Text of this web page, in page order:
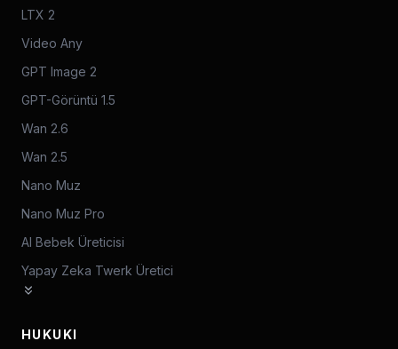
LTX 2
Video Any
GPT Image 2
GPT-Görüntü 1.5
Wan 2.6
Wan 2.5
Nano Muz
Nano Muz Pro
AI Bebek Üreticisi
Yapay Zeka Twerk Üretici
HUKUKI